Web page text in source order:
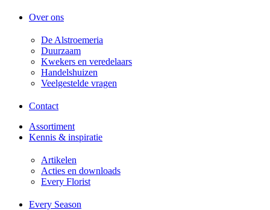
Over ons
De Alstroemeria
Duurzaam
Kwekers en veredelaars
Handelshuizen
Veelgestelde vragen
Contact
Assortiment
Kennis & inspiratie
Artikelen
Acties en downloads​
Every Florist
Every Season